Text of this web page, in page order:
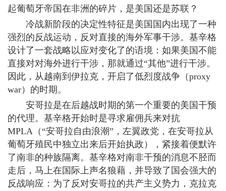
起葡萄牙帝国在非洲的碎片，是美国还是苏联？
冷战新阶段的决定性特征是美国国内出现了一种
强烈的反战运动，反对直接的海外军事干涉。基辛格
设计了一套战略以应对变化了的语境：如果美国不能
直接对对海外进行干涉，那就通过“其他”进行干涉。
因此，从越南到伊拉克，开启了低烈度战争（proxy
war）的时期。
安哥拉是在后越战时期的第一个重要的美国干预
的代理。基辛格开始时是寻求雇佣兵来对抗
MPLA（“安哥拉自由浪潮”，左翼政党，在安哥拉从
葡萄牙殖民中独立出来后开始执政），紧接着便默许
了南非的种族隔离。基辛格对南非干预的消息不胫而
走后，马上在国际上声名狼藉，并导致了国会强大的
反战响应：为了反对安哥拉的共产主义势力，克拉克